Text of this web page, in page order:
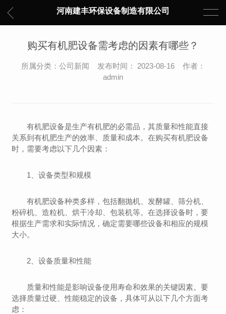
河南建丰环保设备制造有限公司
购买有机肥设备需考虑的因素有哪些？
所属分类：公司新闻 发布时间： 2023-08-16 作者：
admin
有机肥设备是生产有机肥的必需品，其质量和性能直接
关系到有机肥生产的效率、质量和成本。在购买有机肥设备
时，需要考虑以下几个因素：
1、设备类型和规模
有机肥设备种类多样，包括翻抛机、发酵罐、筛分机、
粉碎机、造粒机、烘干冷却、包装机等。在选择设备时，要
根据生产需求和实际情况，确定需要哪些设备和相应的规模
大小。
2、设备质量和性能
质量和性能是影响设备使用寿命和效果的关键因素。要
选择质量过硬、性能稳定的设备，具体可从以下几个方面考
虑：